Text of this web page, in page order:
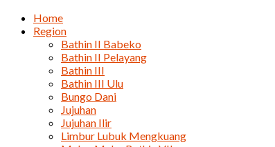
Home
Region
Bathin II Babeko
Bathin II Pelayang
Bathin III
Bathin III Ulu
Bungo Dani
Jujuhan
Jujuhan Ilir
Limbur Lubuk Mengkuang